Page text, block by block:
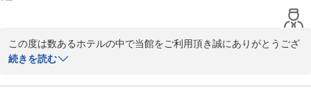
この度は数あるホテルの中で当館をご利用頂き誠にありがとうござ
います。
上げます。
続きを読む